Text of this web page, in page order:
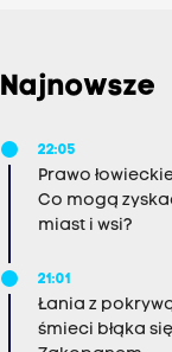
Najnowsze
22:05
Prawo
Co mogą
miast i wsi?
21:01
Łania z
śmieci błąka